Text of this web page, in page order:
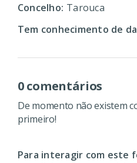
Concelho: Tarouca
Tem conhecimento de
0 comentários
De momento não existem
primeiro!
Para interagir com este